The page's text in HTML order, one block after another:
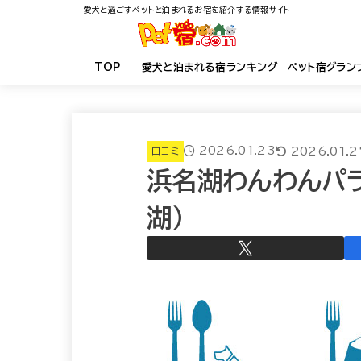
愛犬と過ごすペットと泊まれるお宿を紹介する情報サイト
TOP 愛犬と泊まれる宿ランキング ペット宿グラン
口コミ 2026.01.23
浜名湖わんわんパ
湖）